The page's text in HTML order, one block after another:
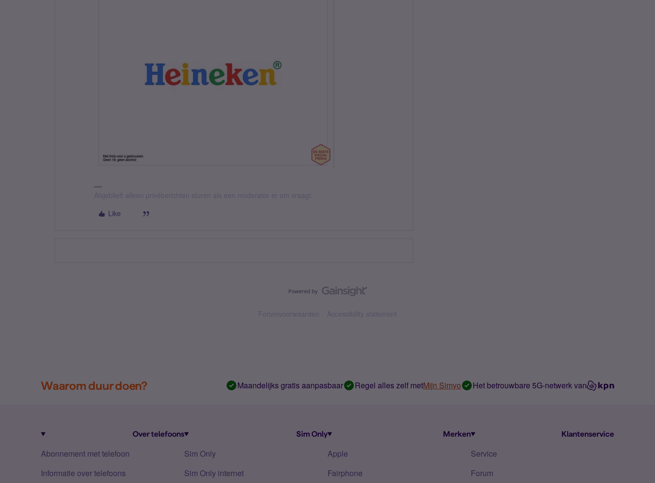
Alsjeblieft alleen privéberichten sturen als een moderator er om vraagt.
Like
Forumvoorwaarden Accessibility statement
Waarom duur doen? Maandelijks gratis aanpasbaar Regel alles zelf metMijn Simyo Het betrouwbare 5G-netwerk van
Over telefoons
Abonnement met telefoon
Informatie over telefoons
Sim Only
Sim Only
Sim Only internet
Merken
Apple
Fairphone
Klantenservice
Service
Forum